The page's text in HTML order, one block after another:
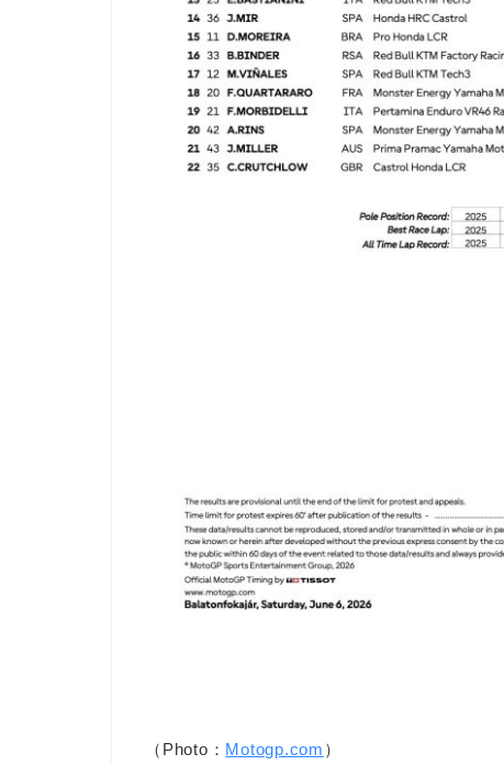
（Photo： Motogp.com ）